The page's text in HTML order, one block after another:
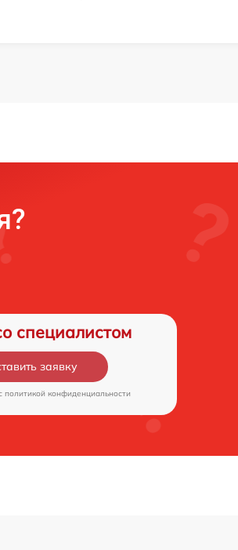
специалистом
заявку
политикой конфиденциальности